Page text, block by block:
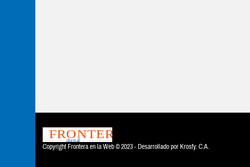
Copyright Frontera en la Web © 2023 - Desarrollado por Krosfy. C.A.